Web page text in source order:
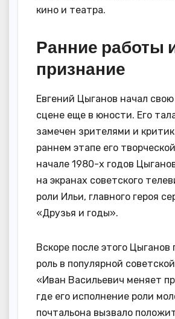
кино и театра.
Ранние работы
признание
Евгений Цыганов начал свою
сцене еще в юности. Его
замечен зрителями и
раннем этапе его
начале 1980-х годов
на экранах советского
роли Ильи, главного героя
«Друзья и годы».
Вскоре после этого Цыганов
роль в популярной
«Иван Васильевич меняет
где его исполнение роли
почтальона вызвало